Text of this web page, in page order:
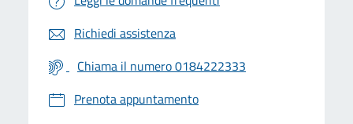
Richiedi assistenza
Chiama il numero 0184222333
Prenota appuntamento